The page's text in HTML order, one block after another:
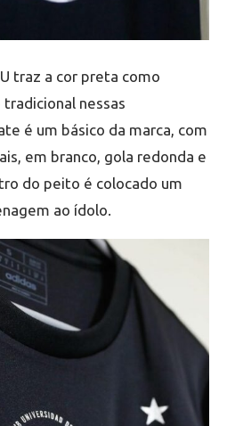
traz a cor preta como
nessas
é um básico da marca, com
em branco, gola redonda e
do peito é colocado um
ao ídolo.